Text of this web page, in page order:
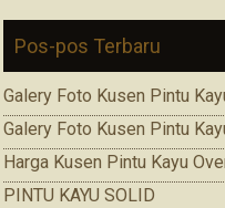
Pos-pos Terbaru
Galery Foto Kusen Pintu
Galery Foto Kusen Pintu
Harga Kusen Pintu Kayu
PINTU KAYU SOLID